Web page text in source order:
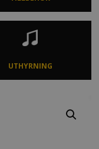
UTHYRNING